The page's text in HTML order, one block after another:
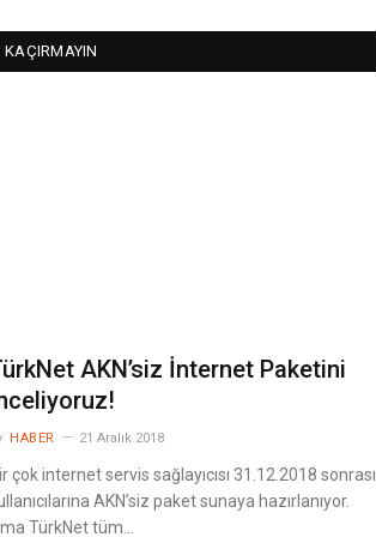
KAÇIRMAYIN
AKN’siz İnternet Paketini
HABER 21 Aralık 2018
çok internet servis sağlayıcısı 31.12.2018 sonrası
AKN’siz paket sunaya hazırlanıyor.
TürkNet tüm…